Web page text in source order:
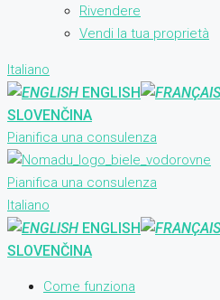
Rivendere
Vendi la tua proprietà
Italiano
ENGLISH
SLOVENČINA
Pianifica una consulenza
Pianifica una consulenza
Italiano
ENGLISH
SLOVENČINA
Come funziona